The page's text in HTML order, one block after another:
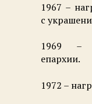
1967 –
с
1969 –
епархии.
1972 –